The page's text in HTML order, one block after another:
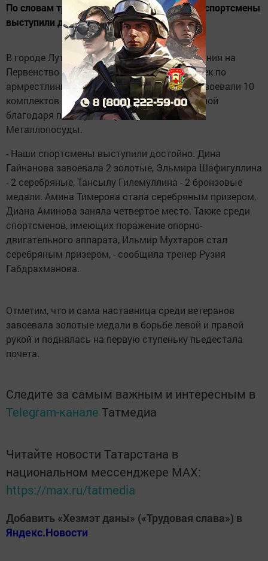
По словам тренера Рузии Габдрахмановой, спортсмены
выступили достойно
В городе Лутраки Греции прошли соревнования на
Первенство Европы среди юношей и девушек по
армрестлингу. Кукморские армрестлеры завоевали 10
комплектов наград. Поездка стала возможной
благодаря поддержке Кукморского завода
Металлопосуды.
- Наши спортсмены выступили достойно. Дина
Гайнанова завоевала 2 золотые, Эльмира Шафигуллина
- 2 серебряные, Тансылу Гилемуллина - 2 бронзовые
медали. Амина Тимерова стала серебряным призером,
Диана Аминова заняла четвертое место. Также среди
спортсменов, имеющих поражение опорно-
двигательного аппарата, Ильмир Мухтаров стал
серебряным призером, - сообщила тренер Рузия
Габдрахманова.
Отметим, что и сама наставница среди ветеранов
завоевала золотые медали в борьбе левой и правой
рукой и поднялась на первую ступеньку пьедестала
почета.
Следите за самым важным и интересным в
Telegram-канале Татмедиа
Читайте новости Татарстана в
национальном мессенджере MАХ:
https://max.ru/tatmedia
Добавить «Хезмэт даны» («Трудовая слава») в
Яндекс.Новости